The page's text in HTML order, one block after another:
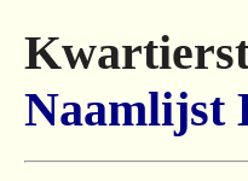
Naamlijst